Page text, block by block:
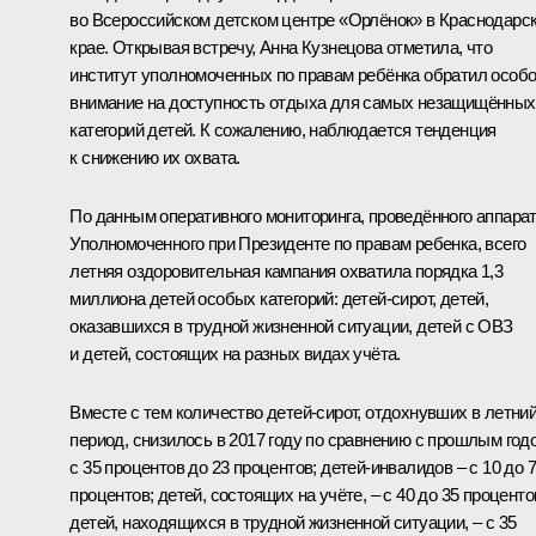
во Всероссийском детском центре «Орлёнок» в
крае. Открывая встречу, Анна Кузнецова отметила, что
институт уполномоченных по правам ребёнка обратил
внимание на доступность отдыха для самых незащищённых
категорий детей. К сожалению, наблюдается тенденция
к снижению их охвата.
По данным оперативного мониторинга, проведённого
Уполномоченного при Президенте по правам ребенка, всего
летняя оздоровительная кампания охватила порядка 1,3
миллиона детей особых категорий: детей-сирот, детей,
оказавшихся в трудной жизненной ситуации, детей с ОВЗ
и детей, состоящих на разных видах учёта.
Вместе с тем количество детей-сирот, отдохнувших в
период, снизилось в 2017 году по сравнению с прошлым
с 35 процентов до 23 процентов; детей-инвалидов – с 10 до 7
процентов; детей, состоящих на учёте, – с 40 до 35
детей, находящихся в трудной жизненной ситуации, – с 35